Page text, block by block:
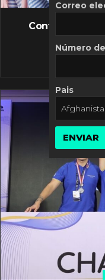
Controversia
Correo
Número
Pais
ENVIAR